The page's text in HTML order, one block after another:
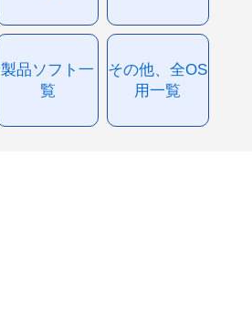
製品ソフト一
覧
その他、全OS
用一覧